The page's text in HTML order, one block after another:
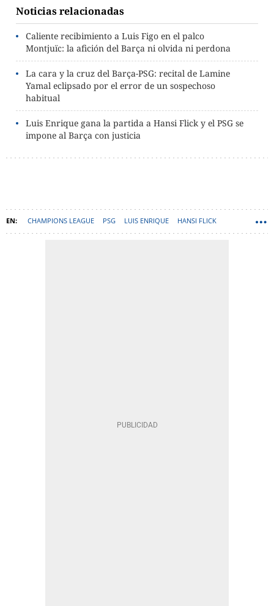
Noticias relacionadas
Caliente recibimiento a Luis Figo en el palco
Montjuïc: la afición del Barça ni olvida ni perdona
La cara y la cruz del Barça-PSG: recital de Lamine
Yamal eclipsado por el error de un sospechoso
habitual
Luis Enrique gana la partida a Hansi Flick y el PSG se
impone al Barça con justicia
CHAMPIONS LEAGUE PSG LUIS ENRIQUE HANSI FLICK